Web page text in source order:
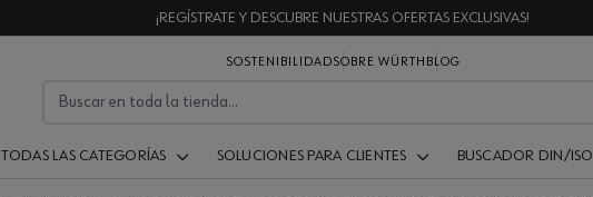
¡REGÍSTRATE Y DESCUBRE NUESTRAS OFERTAS EXCLUSIVAS!
SOSTENIBILIDADSOBRE WÜRTH BLOG
TODAS LAS CATEGORÍAS SOLUCIONES PARA CLIENTES BUSCADOR DIN/ISO